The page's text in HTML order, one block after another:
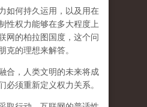
如何持久运用，以及用在
性权力能够在多大程度上
网的柏拉图国度，这个问
克的理想来解答。
合，人类文明的未来将成
必须重新定义权力关系。